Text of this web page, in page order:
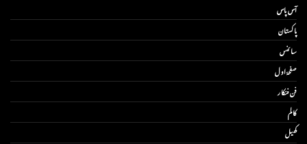
آس پاس
پاکستان
سائنس
صفحۂ اول
فن فنکار
کالم
کھیل